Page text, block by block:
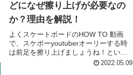
どになぜ擦り上げが必要なの
か？理由を解説！
よくスケートボードのHOW TO 動画
で、スケボーyoutuberオーリーする時
は前足を擦り上げましょうね！という
説明を耳にしますよね！フットスライ
2022.05.09